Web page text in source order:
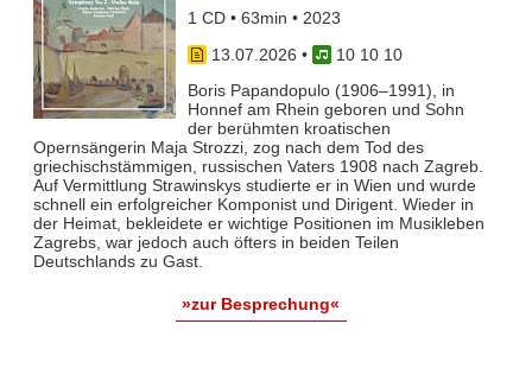
1 CD • 63min • 2023
13.07.2026 •
10 10 10
Boris Papandopulo (1906–1991), in
Honnef am Rhein geboren und Sohn
der berühmten kroatischen
Opernsängerin Maja Strozzi, zog nach dem Tod des
griechischstämmigen, russischen Vaters 1908 nach Zagreb.
Auf Vermittlung Strawinskys studierte er in Wien und wurde
schnell ein erfolgreicher Komponist und Dirigent. Wieder in
der Heimat, bekleidete er wichtige Positionen im Musikleben
Zagrebs, war jedoch auch öfters in beiden Teilen
Deutschlands zu Gast.
»zur Besprechung«